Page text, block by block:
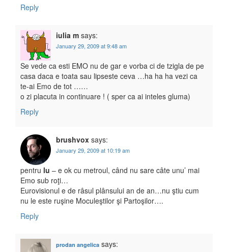
Reply
iulia m says:
January 29, 2009 at 9:48 am
Se vede ca esti EMO nu de gar e vorba ci de tzigla de pe
casa daca e toata sau lipseste ceva …ha ha ha vezi ca
te-ai Emo de tot ……
o zi placuta in continuare ! ( sper ca ai inteles gluma)
Reply
brushvox says:
January 29, 2009 at 10:19 am
pentru lu – e ok cu metroul, când nu sare câte unu’ mai
Emo sub roţi…
Eurovisionul e de râsul plânsului an de an…nu ştiu cum
nu le este ruşine Moculeştilor şi Partoşilor….
Reply
prodan angelica says: